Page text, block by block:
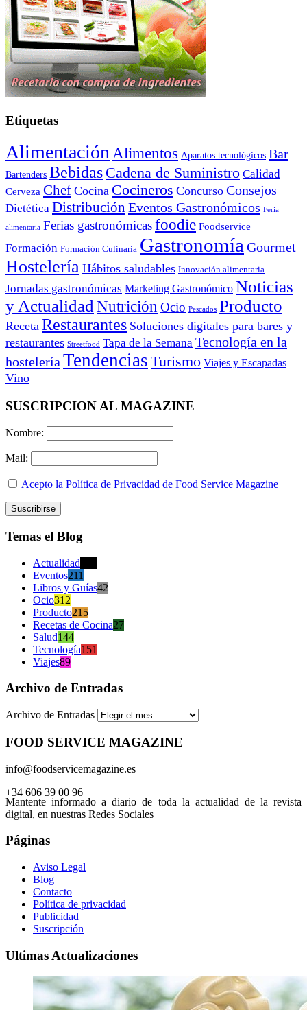
Etiquetas
Alimentación Alimentos Aparatos tecnológicos Bar
Bartenders Bebidas Cadena de Suministro Calidad
Cerveza Chef Cocina Cocineros Concurso Consejos
Dietética Distribución Eventos Gastronómicos Feria
alimentaria Ferias gastronómicasfoodie Foodservice
Formación Formación Culinaria Gastronomía Gourmet
Hostelería Hábitos saludables Innovación alimentaria
Jornadas gastronómicas Marketing Gastronómico Noticias
y Actualidad Nutrición Ocio Pescados Producto
Receta Restaurantes Soluciones digitales para bares y
restaurantes Streetfood Tapa de la Semana Tecnología en la
hostelería Tendencias Turismo Viajes y Escapadas
Vino
SUSCRIPCION AL MAGAZINE
Nombre:
Mail:
Acepto la Política de Privacidad de Food Service Magazine
Temas el Blog
Actualidad
Eventos211
Libros y Guías42
Ocio312
Producto215
Recetas de Cocina27
Salud144
Tecnología151
Viajes89
Archivo de Entradas
Archivo de Entradas
FOOD SERVICE MAGAZINE
info@foodservicemagazine.es
+34 606 39 00 96
Mantente informado a diario de toda la actualidad de la revista
digital, en nuestras Redes Sociales
Páginas
Aviso Legal
Blog
Contacto
Política de privacidad
Publicidad
Suscripción
Ultimas Actualizaciones